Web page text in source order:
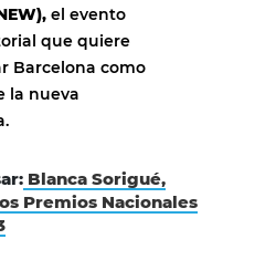
el evento
que quiere
Barcelona como
la nueva
Blanca Sorigué,
Premios Nacionales